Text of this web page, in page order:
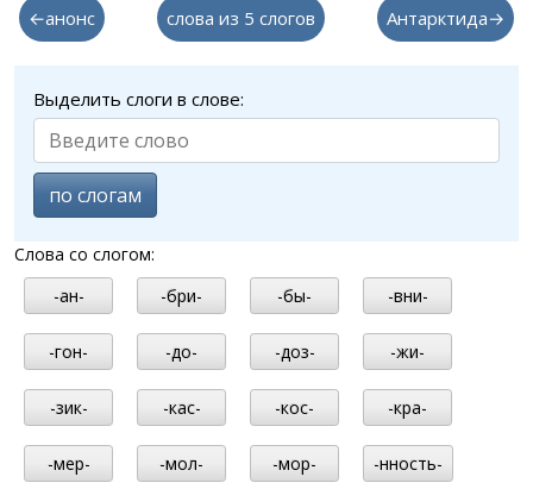
←анонс слова из 5 слогов Антарктида→
Выделить слоги в слове:
по слогам
Слова со слогом:
-ан-
-бри- -бы- -вни-
-гон- -до- -доз- -жи-
-зик- -кас- -кос- -кра-
-мер- -мол- -мор- -нность-